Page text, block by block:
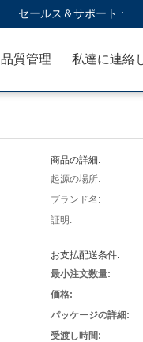
セールス＆サポート :
品質管理
商品の詳細:
起源の場所:
ブランド名:
証明:
お支払配送条件:
最小注文数量:
価格:
パッケージの詳細:
受渡し時間: